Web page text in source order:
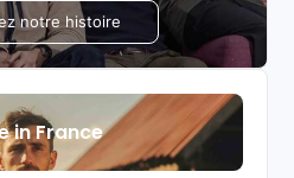
notre histoire
in France